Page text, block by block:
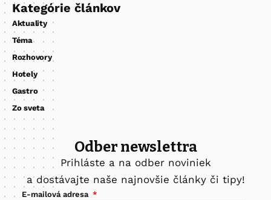
Kategórie článkov
Aktuality
Téma
Rozhovory
Hotely
Gastro
Zo sveta
Odber newslettra
Prihláste a na odber noviniek
a dostávajte naše najnovšie články či tipy!
E-mailová adresa